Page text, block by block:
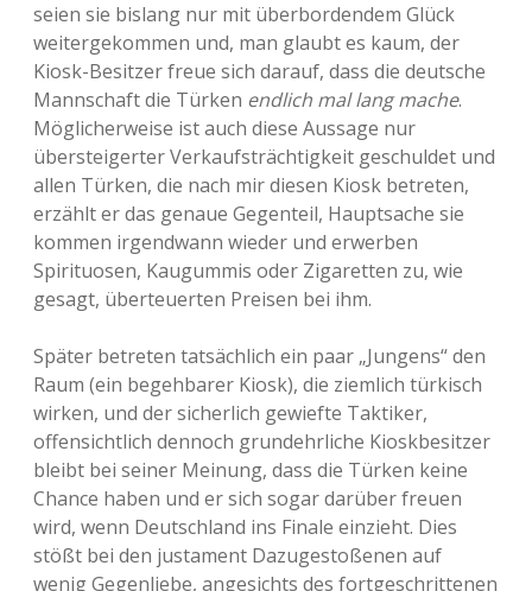
seien sie bislang nur mit überbordendem Glück
weitergekommen und, man glaubt es kaum, der
Kiosk-Besitzer freue sich darauf, dass die deutsche
Mannschaft die Türken endlich mal lang mache.
Möglicherweise ist auch diese Aussage nur
übersteigerter Verkaufsträchtigkeit geschuldet und
allen Türken, die nach mir diesen Kiosk betreten,
erzählt er das genaue Gegenteil, Hauptsache sie
kommen irgendwann wieder und erwerben
Spirituosen, Kaugummis oder Zigaretten zu, wie
gesagt, überteuerten Preisen bei ihm.
Später betreten tatsächlich ein paar „Jungens“ den
Raum (ein begehbarer Kiosk), die ziemlich türkisch
wirken, und der sicherlich gewiefte Taktiker,
offensichtlich dennoch grundehrliche Kioskbesitzer
bleibt bei seiner Meinung, dass die Türken keine
Chance haben und er sich sogar darüber freuen
wird, wenn Deutschland ins Finale einzieht. Dies
stößt bei den justament Dazugestoßenen auf
wenig Gegenliebe, angesichts des fortgeschrittenen